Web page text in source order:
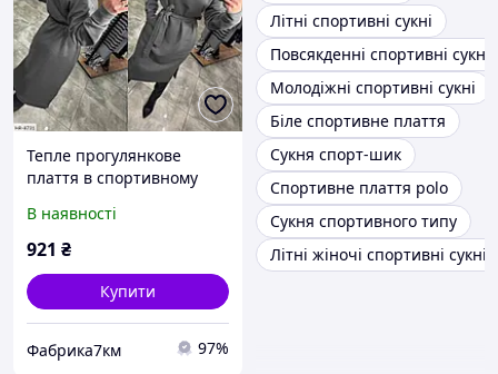
Тепле прогулянкове
плаття в спортивному
по коліно з поясом
прямого крою арт 2072
В наявності
921 ₴
Купити
Фабрика7км 97%
Літні спортивні сукні
Повсякденні спортивні сукні
Молодіжні спортивні сукні
Біле спортивне плаття
Сукня спорт-шик
Спортивне плаття polo
Сукня спортивного типу
Літні жіночі спортивні сукні